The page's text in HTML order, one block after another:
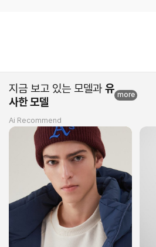
지금 보고 있는 모델과 유
사한 모델
more
Ai Recommend